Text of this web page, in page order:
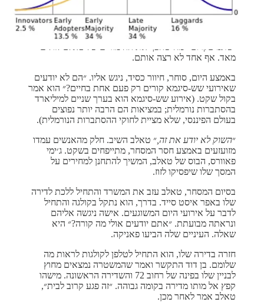
הוא בנה פוזיציה ענקית במחירי רצפה על אופציות יורו-דולר
שירוויחו, באופן תיאורטי, מזינוק גדול של תנודתיות. המניות
נסקו במשך שנים. למרות כמה תנודות בשבועות הקודמים,
השוק השורי נראה בלתי ניתן לעצירה. מעטים ציפו שמשהו
מאד. אף אחד לא רצה אותם.
באמצע היום, סוחר, חיוור כסיד, ניגש אליו. ״הם לא יודעים
שאירועי שש-סיגמא קורים רק פעם אחת בחיים?״ הוא אמר
בקול שקט. (אירוע שש-סיגמא הוא בערך שניים למיליארד
בהסתברות נורמלית; במציאות הם הרבה יותר נפוצים
בעולם הפיננסי, שלא מציית לחוקי ההסתברות הנורמלית).
״השוק לא יודע את זה, ״ טאלב השיב. חלק מהאנשים עמדו
מזועזעים באמצע חסר המסחר, מתייפחים בשקט. ג׳ימי
פאוורס, הבוס של טאלב, המשיך להתחנן למחירים על
המסך שלו שיפסיקו לזוז.
בסיום המסחר, טאלב עזב את המשרד והתחיל ללכת לדירה
שלו באפר איסט סייד. בדרך, הוא נתקל בקולגה והתחיל
לדבר על אירועי היום המשוגעים. אישה ניגשה אליהם
ונראתה מבועתת. ״אתם יודעים אולי מה קורה?״ היא
שאלה. העיניים שלה הביעו פאניקה.
חזרה בדירה שלו, הוא התחיל לטלפן לקולגות לראות מה
שלומם. בן דוד התקשר ואמר שהמשטרה נמצאים מחוץ
לבניין שלו בפינה של רחוב 72 והשדירה הראשונה. מישהו
קפץ אל מותו מדירה בקומה גבוהה. ״זה פגע קרוב לבית״,
טאלב אמר לאחר מכן.